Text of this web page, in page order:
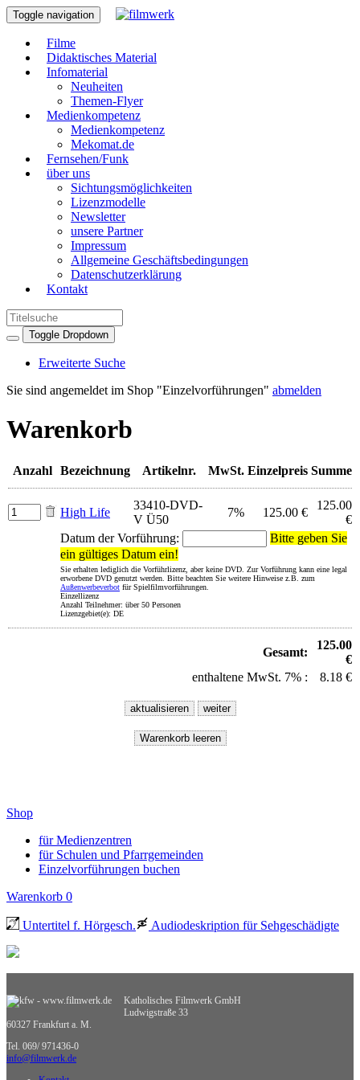
Toggle navigation
Filme
Didaktisches Material
Infomaterial
Neuheiten
Themen-Flyer
Medienkompetenz
Medienkompetenz
Mekomat.de
Fernsehen/Funk
über uns
Sichtungsmöglichkeiten
Lizenzmodelle
Newsletter
unsere Partner
Impressum
Allgemeine Geschäftsbedingungen
Datenschutzerklärung
Kontakt
Toggle Dropdown
Erweiterte Suche
Sie sind angemeldet im Shop "Einzelvorführungen" abmelden
Warenkorb
Anzahl Bezeichnung Artikelnr. MwSt. Einzelpreis Summe
High Life
33410-DVD-
V Ü50
7% 125.00 €
125.00
€
Datum der Vorführung:
Bitte geben Sie
ein gültiges Datum ein!
Sie erhalten lediglich die Vorführlizenz, aber keine DVD. Zur Vorführung kann eine legal
erworbene DVD genutzt werden. Bitte beachten Sie weitere Hinweise z.B. zum
Außenwerbeverbot für Spielfilmvorführungen.
Einzellizenz
Anzahl Teilnehmer: über 50 Personen
Lizenzgebiet(e): DE
Gesamt:
125.00
€
enthaltene MwSt. 7% :
8.18 €
Shop
für Medienzentren
für Schulen und Pfarrgemeinden
Einzelvorführungen buchen
Warenkorb 0
Untertitel f. Hörgesch. Audiodeskription für Sehgeschädigte
Katholisches Filmwerk GmbH
Ludwigstraße 33
60327 Frankfurt a. M.
Tel. 069/ 971436-0
info@filmwerk.de